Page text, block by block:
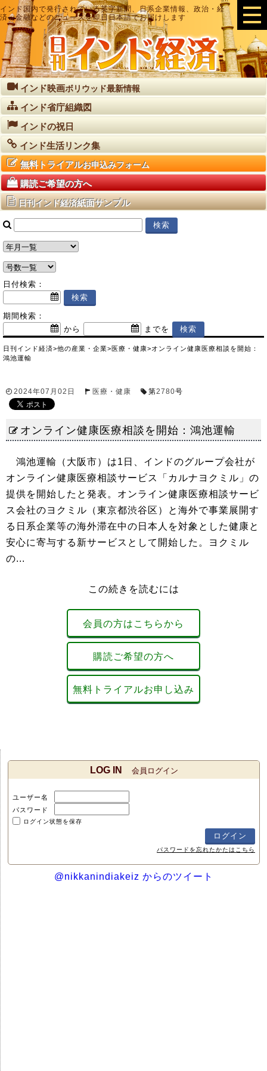
インド国内で発行されている英字新聞、日系企業情報、政治・経
済・金融などのニュースを即日日本語でお届けします
インド映画ボリウッド最新情報
インド省庁組織図
インドの祝日
インド生活リンク集
無料トライアルお申込みフォーム
購読ご希望の方へ
日刊インド経済紙面サンプル
日付検索：
期間検索：
から
までを
日刊インド経済>他の産業・企業>医療・健康>オンライン健康医療相談を開始：
鴻池運輸
2024年07月02日 医療・健康 第2780号
オンライン健康医療相談を開始：鴻池運輸
鴻池運輸（大阪市）は1日、インドのグループ会社が
オンライン健康医療相談サービス「カルナヨクミル」の
提供を開始したと発表。オンライン健康医療相談サービ
ス会社のヨクミル（東京都渋谷区）と海外で事業展開す
る日系企業等の海外滞在中の日本人を対象とした健康と
安心に寄与する新サービスとして開始した。ヨクミル
の...
この続きを読むには
会員の方はこちらから
購読ご希望の方へ
無料トライアルお申し込み
LOG IN 会員ログイン
ユーザー名
パスワード
ログイン状態を保存
パスワードを忘れたかたはこちら
@nikkanindiakeiz からのツイート